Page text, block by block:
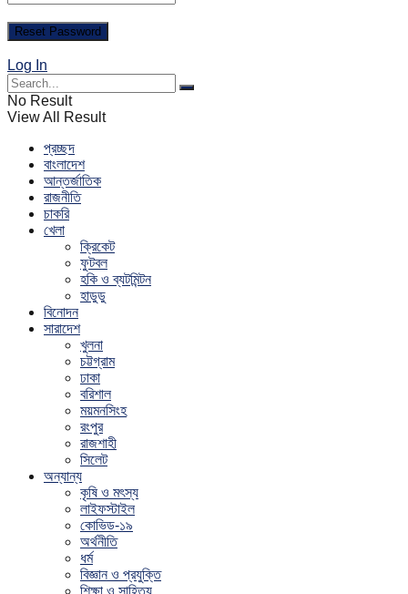
Log In
No Result
View All Result
প্রচ্ছদ
বাংলাদেশ
আন্তর্জাতিক
রাজনীতি
চাকরি
খেলা
ক্রিকেট
ফুটবল
হকি ও ব্যটমিন্টন
হাডুডু
বিনোদন
সারাদেশ
খুলনা
চট্টগ্রাম
ঢাকা
বরিশাল
ময়মনসিংহ
রংপুর
রাজশাহী
সিলেট
অন্যান্য
কৃষি ও মৎস্য
লাইফস্টাইল
কোভিড-১৯
অর্থনীতি
ধর্ম
বিজ্ঞান ও প্রযুক্তি
শিক্ষা ও সাহিত্য